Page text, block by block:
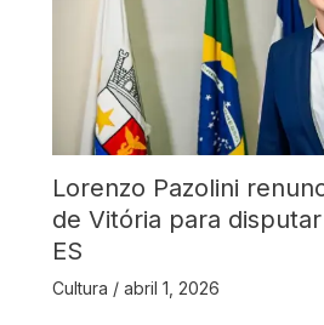
Lorenzo Pazolini
de Vitória para
ES
Cultura / abril 1, 2026